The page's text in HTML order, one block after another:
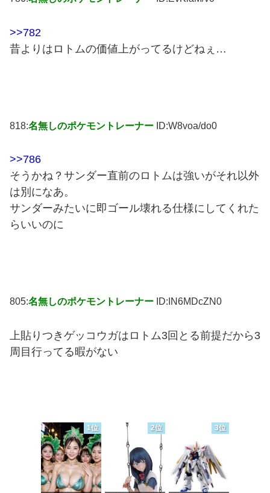
>>782
昔よりはロトムの価値上がってるけどねぇ…
818:名無しのポケモントレーナー ID:W8voa/do0
>>786
そうかね？サンダー直前のロトムは強いがそれ以外
は別になあ。
サンダーみたいに即ゴール壊れる仕様にしてくれた
らいいのに
805:名無しのポケモントレーナー ID:IN6MDcZN0
上貼りつきゲッコウガはロトム3回とる前提だから3
周目行ってる暇がない
1位 2位 3位